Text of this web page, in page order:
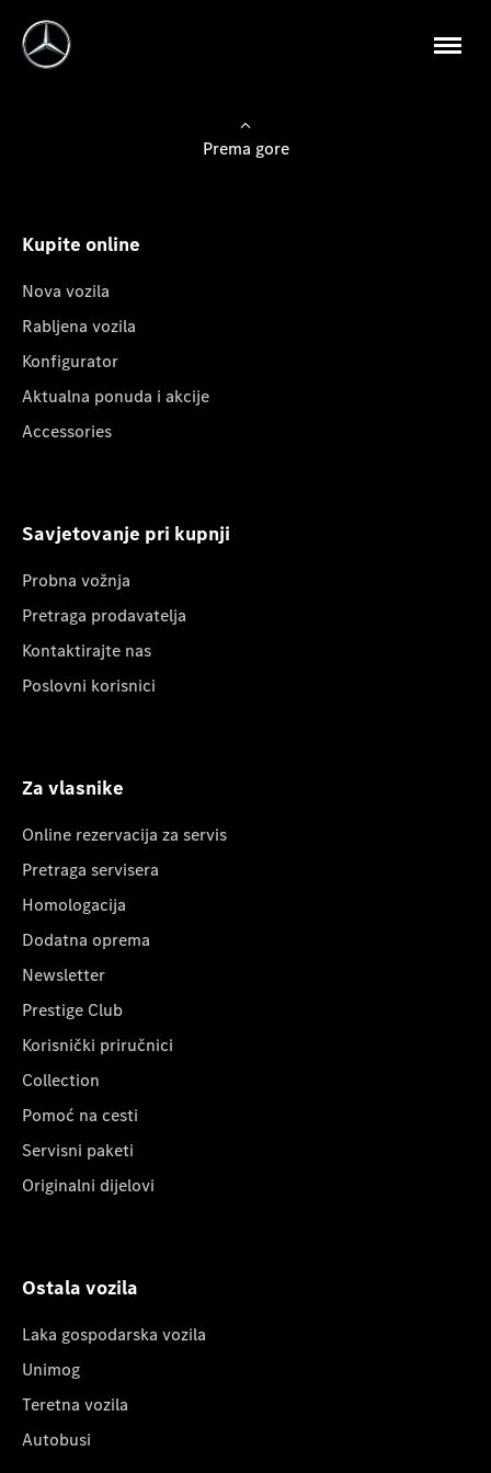
Prema gore
Kupite online
Nova vozila
Rabljena vozila
Konfigurator
Aktualna ponuda i akcije
Accessories
Savjetovanje pri kupnji
Probna vožnja
Pretraga prodavatelja
Kontaktirajte nas
Poslovni korisnici
Za vlasnike
Online rezervacija za servis
Pretraga servisera
Homologacija
Dodatna oprema
Newsletter
Prestige Club
Korisnički priručnici
Collection
Pomoć na cesti
Servisni paketi
Originalni dijelovi
Ostala vozila
Laka gospodarska vozila
Unimog
Teretna vozila
Autobusi